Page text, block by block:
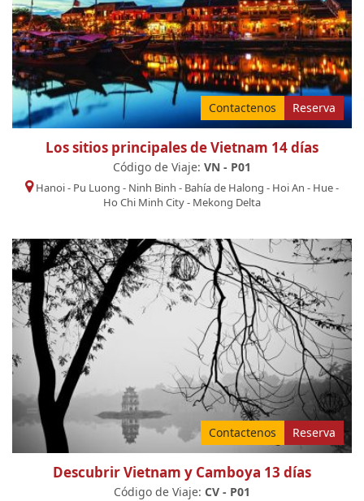
Contactenos Reserva
Los sitios principales de Vietnam 14 días
Código de Viaje: VN - P01
Hanoi- Pu Luong - Ninh Binh - Bahía de Halong - Hoi An - Hue-
Ho Chi Minh City- Mekong Delta
Contactenos Reserva
Descubrir Vietnam y Camboya 13 días
Código de Viaje: CV - P01